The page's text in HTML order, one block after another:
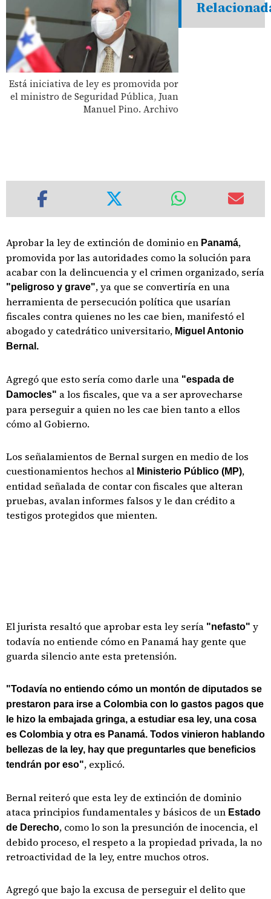
Está iniciativa de ley es promovida por
el ministro de Seguridad Pública, Juan
Manuel Pino. Archivo
Aprobar la ley de extinción de dominio en Panamá,
promovida por las autoridades como la solución para
acabar con la delincuencia y el crimen organizado, sería
"peligroso y grave", ya que se convertiría en una
herramienta de persecución política que usarían
fiscales contra quienes no les cae bien, manifestó el
abogado y catedrático universitario, Miguel Antonio
Bernal.
Agregó que esto sería como darle una "espada de
Damocles" a los fiscales, que va a ser aprovecharse
para perseguir a quien no les cae bien tanto a ellos
cómo al Gobierno.
Los señalamientos de Bernal surgen en medio de los
cuestionamientos hechos al Ministerio Público (MP),
entidad señalada de contar con fiscales que alteran
pruebas, avalan informes falsos y le dan crédito a
testigos protegidos que mienten.
El jurista resaltó que aprobar esta ley sería "nefasto" y
todavía no entiende cómo en Panamá hay gente que
guarda silencio ante esta pretensión.
"Todavía no entiendo cómo un montón de diputados se
prestaron para irse a Colombia con lo gastos pagos que
le hizo la embajada gringa, a estudiar esa ley, una cosa
es Colombia y otra es Panamá. Todos vinieron hablando
bellezas de la ley, hay que preguntarles que beneficios
tendrán por eso", explicó.
Bernal reiteró que esta ley de extinción de dominio
ataca principios fundamentales y básicos de un Estado
de Derecho, como lo son la presunción de inocencia, el
debido proceso, el respeto a la propiedad privada, la no
retroactividad de la ley, entre muchos otros.
Agregó que bajo la excusa de perseguir el delito que